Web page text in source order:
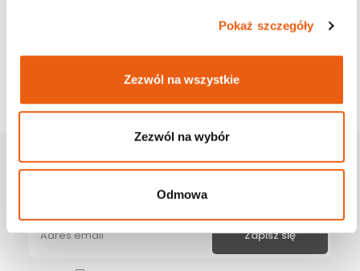
Pokaż szczegóły
Zezwól na wszystkie
Zezwól na wybór
Odmowa
Zapisz Się Na Newsletter
Bądź na bieżąco z naszymi wszystkimi nowościami i promocjami.